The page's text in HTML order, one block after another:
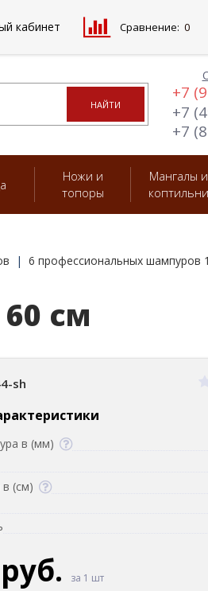
+7
+7
+7
Ножи и
топоры
Мангалы и
коптильни
6 профессиональных шампуров
см
sh
в (мм)
(см)
за 1 шт
кабинет Сравнение: 0